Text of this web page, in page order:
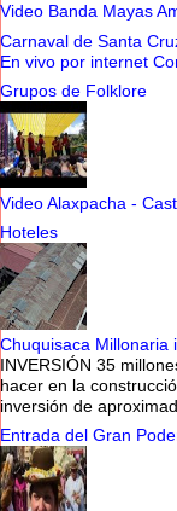
Video Banda Mayas
Carnaval de Santa
En vivo por internet
Grupos de Folklore
Video Alaxpacha -
Hoteles
Chuquisaca Millonaria
INVERSIÓN 35
hacer en la
inversión de
Entrada del Gran